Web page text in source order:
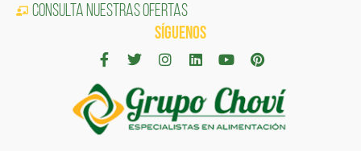
CONSULTA NUESTRAS OFERTAS
SÍGUENOS